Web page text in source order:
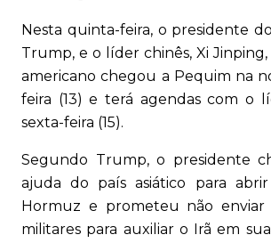
Nesta quinta-feira, o presidente
Trump, e o líder chinês, Xi
americano chegou a Pequim na
feira (13) e terá agendas com o
sexta-feira (15).
Segundo Trump, o presidente
ajuda do país asiático para
Hormuz e prometeu não enviar
militares para auxiliar o Irã em